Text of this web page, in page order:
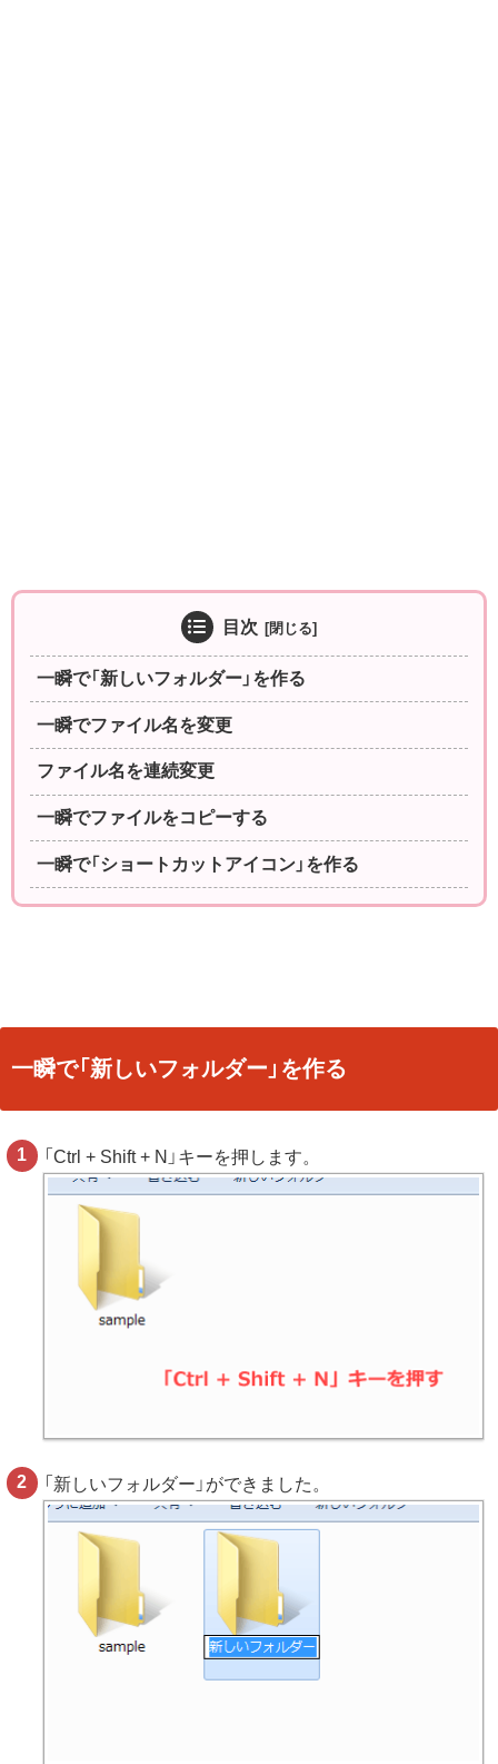
目次
一瞬で「新しいフォルダー」を作る
一瞬でファイル名を変更
ファイル名を連続変更
一瞬でファイルをコピーする
一瞬で「ショートカットアイコン」を作る
一瞬で「新しいフォルダー」を作る
「Ctrl + Shift + N」キーを押します。
「新しいフォルダー」ができました。